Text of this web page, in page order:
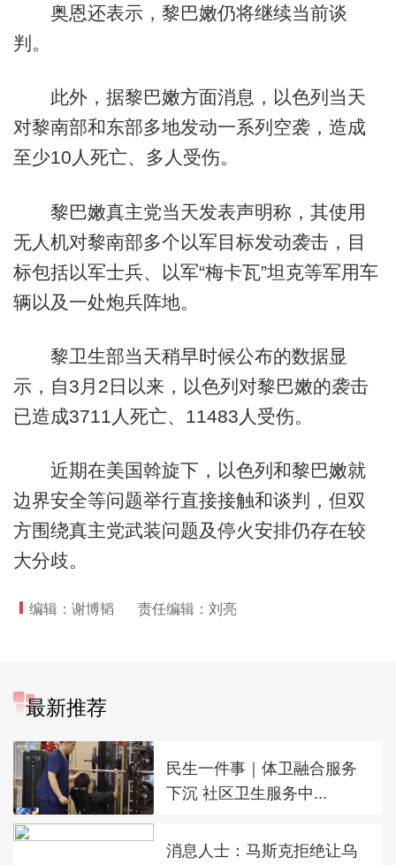
奥恩还表示，黎巴嫩仍将继续当前谈
判。
此外，据黎巴嫩方面消息，以色列当天
对黎南部和东部多地发动一系列空袭，造成
至少10人死亡、多人受伤。
黎巴嫩真主党当天发表声明称，其使用
无人机对黎南部多个以军目标发动袭击，目
标包括以军士兵、以军“梅卡瓦”坦克等军用车
辆以及一处炮兵阵地。
黎卫生部当天稍早时候公布的数据显
示，自3月2日以来，以色列对黎巴嫩的袭击
已造成3711人死亡、11483人受伤。
近期在美国斡旋下，以色列和黎巴嫩就
边界安全等问题举行直接接触和谈判，但双
方围绕真主党武装问题及停火安排仍存在较
大分歧。
编辑：谢博韬 责任编辑：刘亮
最新推荐
民生一件事｜体卫融合服务
下沉 社区卫生服务中...
消息人士：马斯克拒绝让乌